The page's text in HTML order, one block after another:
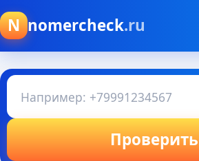
N nomercheck.ru
Проверить